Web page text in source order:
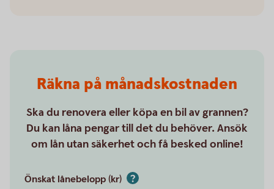
Räkna på månadskostnaden
Ska du renovera eller köpa en bil av grannen?
Du kan låna pengar till det du behöver. Ansök
om lån utan säkerhet och få besked online!
Önskat lånebelopp (kr)